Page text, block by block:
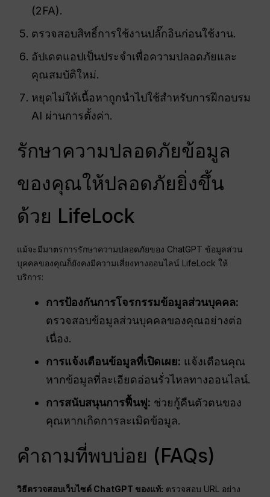
(2FA).
ตรวจสอบสิทธิ์การใช้งานปลั๊กอินก่อนใช้งาน.
อัปเดตแอปเป็นประจำเพื่อความปลอดภัยและ
คุณสมบัติใหม่.
หยุดไม่ให้เนื้อหาถูกนำไปใช้สำหรับการฝึกอบรม
AI ผ่านการตั้งค่า.
รักษาความปลอดภัยข้อมูล
ของคุณให้ปลอดภัยยิ่งขึ้น
ด้วย LifeLock
แม้จะมีมาตรการรักษาความปลอดภัยของ ChatGPT ข้อมูลส่วน
บุคคลของคุณก็ยังคงมีความเสี่ยงทางออนไลน์ LifeLock ให้
บริการ:
การป้องกันการโจรกรรมข้อมูลส่วนบุคคล:
ตรวจสอบข้อมูลส่วนบุคคลของคุณอย่างต่อ
เนื่อง.
การแจ้งเตือนข้อมูลที่เปิดเผย: แจ้งเตือนคุณ
หากข้อมูลที่ละเอียดอ่อนรั่วไหลทางออนไลน์.
การสนับสนุนการฟื้นฟู: ช่วยกู้คืนตัวตนของ
คุณหากเกิดการละเมิดข้อมูล.
คำถามที่พบบ่อย (FAQs)
วิธีตรวจสอบเว็บไซต์ ChatGPT ของแท้: ตรวจสอบ URL อย่าง